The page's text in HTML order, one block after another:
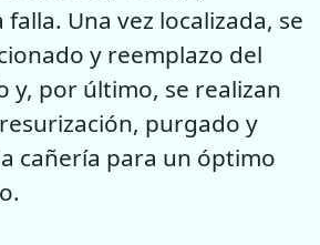
Una vez localizada, se
y reemplazo del
y, por último, se realizan
purgado y
cañería para un óptimo